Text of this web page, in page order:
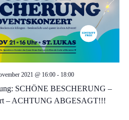
A
n
s
i
a
t
o
n
SCHÖNE BESCHERUNG –
– ACHTUNG ABGESAGT!!!
2021 @ 16:00 - 18:00